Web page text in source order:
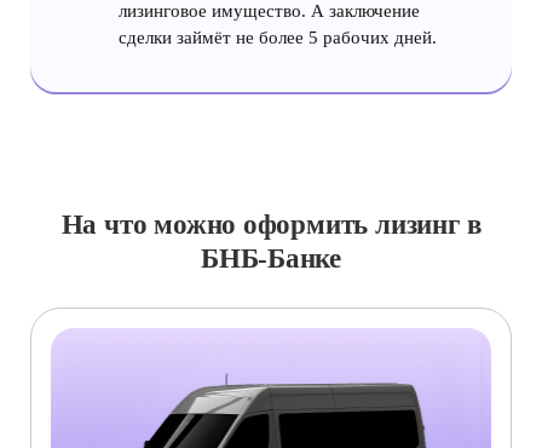
лизинговое имущество. А заключение
сделки займёт не более 5 рабочих дней.
На что можно оформить лизинг в
БНБ-Банке